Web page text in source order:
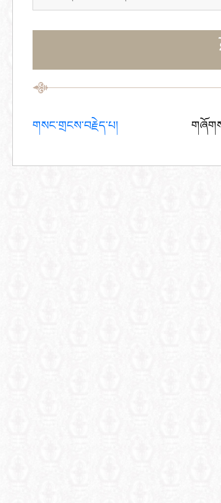
གསང་གྲངས་བརྗེད་པ།